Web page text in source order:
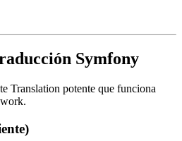
Symfony
Translation potente que funciona